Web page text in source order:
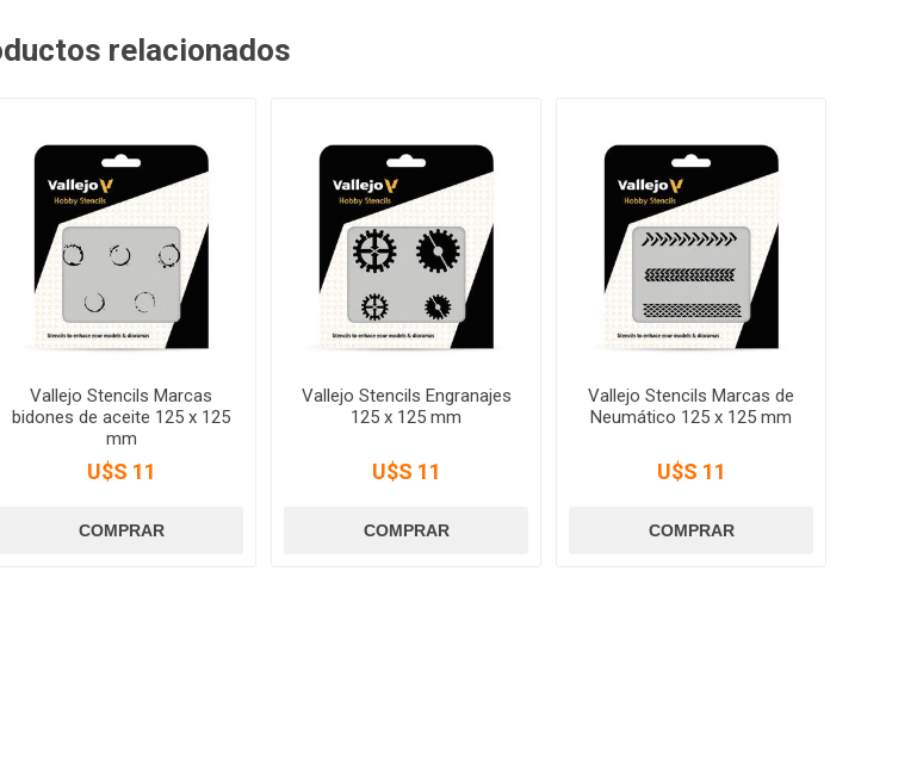
relacionados
Vallejo Stencils Marcas
bidones de aceite 125 x 125
mm
U$S 11
Vallejo Stencils Engranajes
125 x 125 mm
U$S 11
Vallejo Stencils Marcas de
Neumático 125 x 125 mm
U$S 11